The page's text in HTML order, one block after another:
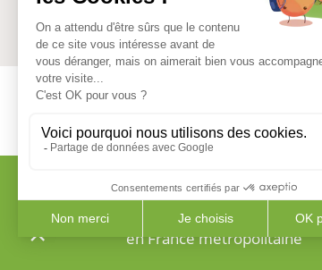
Livraison à domicile
en France métropolitaine